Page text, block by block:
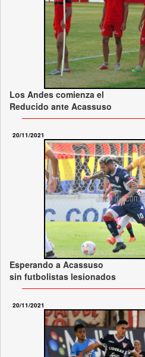
Los Andes comienza el
Reducido ante Acassuso
20/11/2021
Esperando a Acassuso
sin futbolistas lesionados
20/11/2021